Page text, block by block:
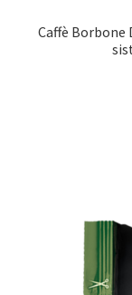
Caffè Borbone